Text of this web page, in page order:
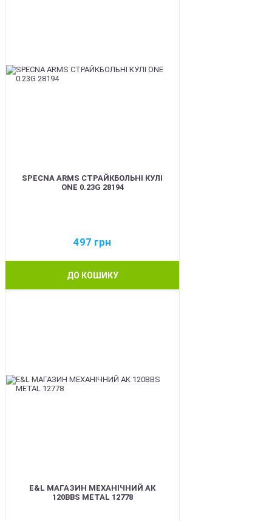
SPECNA ARMS СТРАЙКБОЛЬНІ КУЛІ
ONE 0.23G 28194
497 грн
ДО КОШИКУ
E&L МАГАЗИН МЕХАНІЧНИЙ АК
120BBS METAL 12778